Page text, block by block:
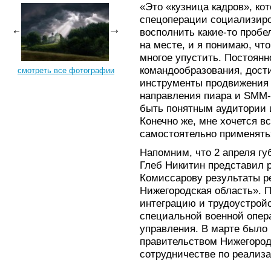
смотреть все фотографии
«Это «кузница кадров»,
спецоперации
восполнить какие-то
на месте, и я понимаю, что
многое упустить.
командообразования,
инструменты
направления пиара и
быть понятным
Конечно же, мне хочется
самостоятельно
Напомним, что 2 апреля
Глеб Никитин
Комиссарову результаты
Нижегородская область».
интеграцию и
специальной военной
управления. В марте
правительством
сотрудничестве по